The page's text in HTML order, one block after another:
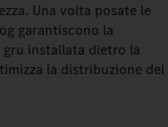
Una volta posate le
garantiscono la
gru installata dietro la
la distribuzione del